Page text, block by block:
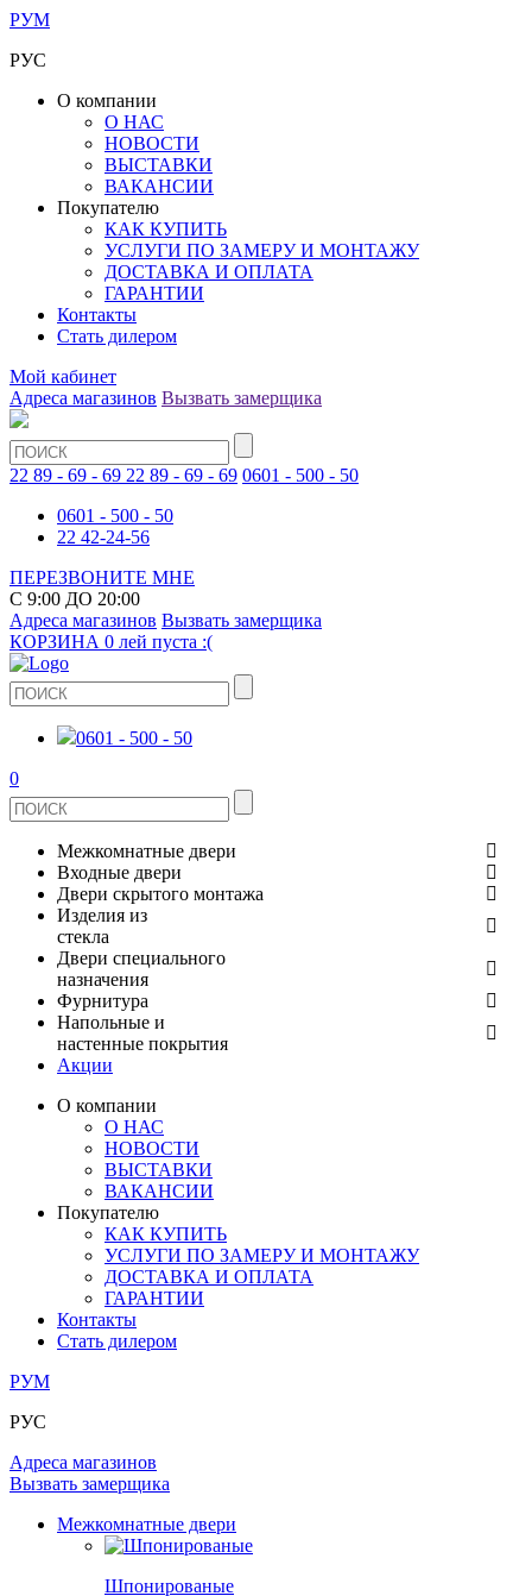
РУМ
РУС
О компании
О НАС
НОВОСТИ
ВЫСТАВКИ
ВАКАНСИИ
Покупателю
КАК КУПИТЬ
УСЛУГИ ПО ЗАМЕРУ И МОНТАЖУ
ДОСТАВКА И ОПЛАТА
ГАРАНТИИ
Контакты
Стать дилером
Мой кабинет
Адреса магазинов Вызвать замерщика
22 89 - 69 - 69 22 89 - 69 - 69 0601 - 500 - 50
0601 - 500 - 50
22 42-24-56
ПЕРЕЗВОНИТЕ МНЕ
С 9:00 ДО 20:00
Адреса магазинов Вызвать замерщика
КОРЗИНА 0 лей пуста :(
0601 - 500 - 50
0
Межкомнатные двери
ШПОНИРОВАНЫЕ
ЭКОШПОН
ИЗ МАССИВА СОСНЫ
РАСПРОДАЖА ОСТАТКОВ
ВСЕ ДВЕРИ
Входные двери
МЕТАЛЛИЧЕСКИЕ ДВЕРИ
В КВАРТИРУ
ДЛЯ ДОМА
Двери скрытого монтажа
СТЕКЛЯННЫЕ
ЗЕРКАЛЬНЫЕ
Изделия из
стекла
ДВЕРИ
ДУШЕВЫЕ КАБИНЫ И ПЕРЕГОРОДКИ
ОГРАЖДЕНИЯ И СТУПЕНИ
РАЗДВИЖНЫЕ ПЕРЕГОРОДКИ
Двери специального
назначения
ПРОТИВОПОЖАРНЫЕ
Фурнитура
ДВЕРНЫЕ РУЧКИ
КОМПЛЕКТУЮЩИЕ
ОГРАНИЧИТЕЛИ
ПЕТЛИ
РАЗДВИЖНАЯ СИСТЕМА
Напольные и
настенные покрытия
СТЕНОВЫЕ ПАНЕЛИ
Акции
О компании
О НАС
НОВОСТИ
ВЫСТАВКИ
ВАКАНСИИ
Покупателю
КАК КУПИТЬ
УСЛУГИ ПО ЗАМЕРУ И МОНТАЖУ
ДОСТАВКА И ОПЛАТА
ГАРАНТИИ
Контакты
Стать дилером
РУМ
РУС
Адреса магазинов
Вызвать замерщика
Межкомнатные двери
Шпонированые